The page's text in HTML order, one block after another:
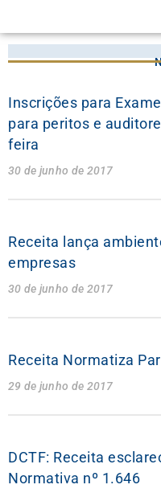
Inscrições para
para peritos e
feira
30 de junho de 2017
Receita lança
empresas
30 de junho de 2017
Receita Normatiza
29 de junho de 2017
DCTF: Receita
Normativa nº 1.646